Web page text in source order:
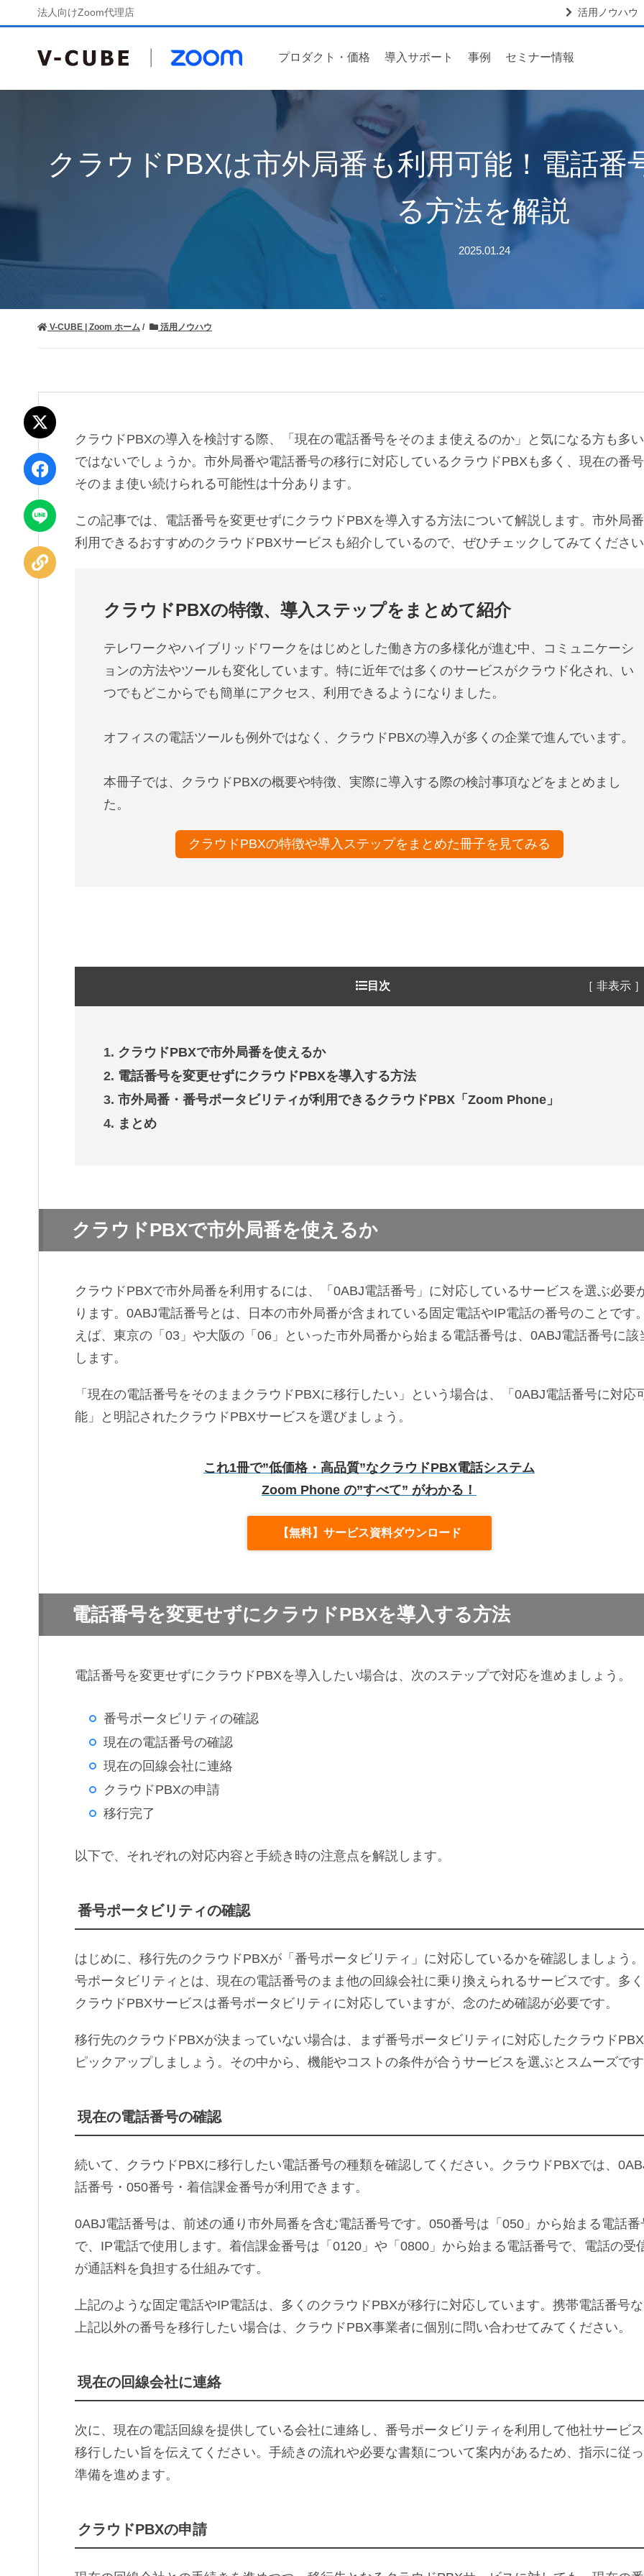
法人向けZoom代理店 活用ノウハウ
プロダクト・価格 導入サポート 事例 セミナー情報
クラウドPBXは市外局番も利用可能！電話番
る方法を解説
2025.01.24
V-CUBE | Zoom ホーム 活用ノウハウ
ポスト
シェア
LINEで
送る
URLを
コピー
クラウドPBXの導入を検討する際、「現在の電話番号をそのまま使えるのか」と気になる方も多
ではないでしょうか。市外局番や電話番号の移行に対応しているクラウドPBXも多く、現在の番
そのまま使い続けられる可能性は十分あります。
この記事では、電話番号を変更せずにクラウドPBXを導入する方法について解説します。市外局
利用できるおすすめのクラウドPBXサービスも紹介しているので、ぜひチェックしてみてくださ
クラウドPBXの特徴、導入ステップをまとめて紹介
テレワークやハイブリッドワークをはじめとした働き方の多様化が進む中、コミュニケーシ
ョンの方法やツールも変化しています。特に近年では多くのサービスがクラウド化され、い
つでもどこからでも簡単にアクセス、利用できるようになりました。
オフィスの電話ツールも例外ではなく、クラウドPBXの導入が多くの企業で進んでいます。
本冊子では、クラウドPBXの概要や特徴、実際に導入する際の検討事項などをまとめまし
た。
クラウドPBXの特徴や導入ステップをまとめた冊子を見てみる
目次 ［ 非表示
クラウドPBXで市外局番を使えるか
電話番号を変更せずにクラウドPBXを導入する方法
市外局番・番号ポータビリティが利用できるクラウドPBX「Zoom Phone」
まとめ
クラウドPBXで市外局番を使えるか
クラウドPBXで市外局番を利用するには、「0ABJ電話番号」に対応しているサービスを選ぶ必要
ります。0ABJ電話番号とは、日本の市外局番が含まれている固定電話やIP電話の番号のことです
えば、東京の「03」や大阪の「06」といった市外局番から始まる電話番号は、0ABJ電話番号に該
します。
「現在の電話番号をそのままクラウドPBXに移行したい」という場合は、「0ABJ電話番号に対応
能」と明記されたクラウドPBXサービスを選びましょう。
これ1冊で”低価格・高品質”なクラウドPBX電話システム
Zoom Phone の”すべて” がわかる！
【無料】サービス資料ダウンロード
電話番号を変更せずにクラウドPBXを導入する方法
電話番号を変更せずにクラウドPBXを導入したい場合は、次のステップで対応を進めましょう。
番号ポータビリティの確認
現在の電話番号の確認
現在の回線会社に連絡
クラウドPBXの申請
移行完了
以下で、それぞれの対応内容と手続き時の注意点を解説します。
番号ポータビリティの確認
はじめに、移行先のクラウドPBXが「番号ポータビリティ」に対応しているかを確認しましょう
号ポータビリティとは、現在の電話番号のまま他の回線会社に乗り換えられるサービスです。多
クラウドPBXサービスは番号ポータビリティに対応していますが、念のため確認が必要です。
移行先のクラウドPBXが決まっていない場合は、まず番号ポータビリティに対応したクラウド
ピックアップしましょう。その中から、機能やコストの条件が合うサービスを選ぶとスムーズで
現在の電話番号の確認
続いて、クラウドPBXに移行したい電話番号の種類を確認してください。クラウドPBXでは、
話番号・050番号・着信課金番号が利用できます。
0ABJ電話番号は、前述の通り市外局番を含む電話番号です。050番号は「050」から始まる電話番
で、IP電話で使用します。着信課金番号は「0120」や「0800」から始まる電話番号で、電話の受
が通話料を負担する仕組みです。
上記のような固定電話やIP電話は、多くのクラウドPBXが移行に対応しています。携帯電話番号
上記以外の番号を移行したい場合は、クラウドPBX事業者に個別に問い合わせてみてください。
現在の回線会社に連絡
次に、現在の電話回線を提供している会社に連絡し、番号ポータビリティを利用して他社サービ
移行したい旨を伝えてください。手続きの流れや必要な書類について案内があるため、指示に従
準備を進めます。
クラウドPBXの申請